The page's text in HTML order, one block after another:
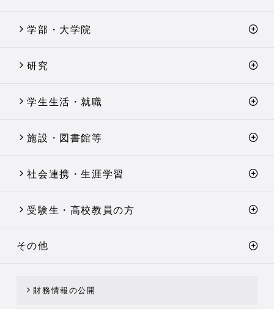
学部・大学院
研究
学生生活・就職
施設・図書館等
社会連携・生涯学習
受験生・高校教員の方
その他
財務情報の公開